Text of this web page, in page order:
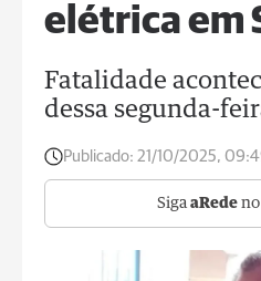
elétrica em
Fatalidade
dessa segunda-
Publicado: 21/10/2025,
Siga aRede no